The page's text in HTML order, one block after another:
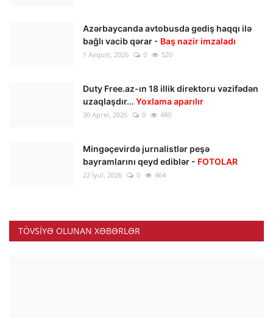
Azərbaycanda avtobusda gediş haqqı ilə
bağlı vacib qərar - Baş nazir imzaladı
1 Avqust, 2026 0 520
Duty Free.az-ın 18 illik direktoru vəzifədən
uzaqlaşdır... Yoxlama aparılır
30 Aprel, 2026 0 480
Mingəçevirdə jurnalistlər peşə
bayramlarını qeyd ediblər - FOTOLAR
22 İyul, 2026 0 464
TÖVSIYƏ OLUNAN XƏBƏRLƏR